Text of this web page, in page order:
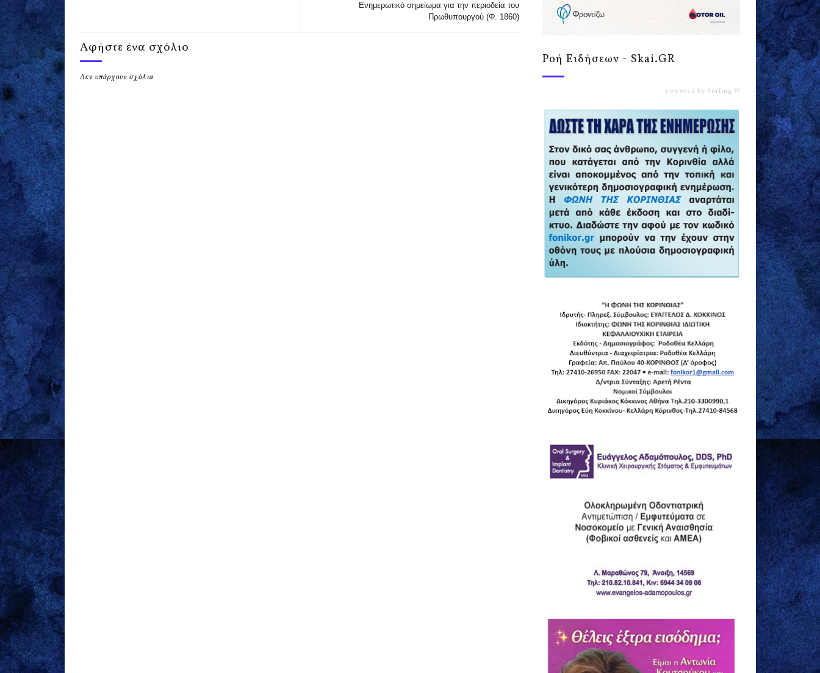
Ενημερωτικό σημείωμα για την περιοδεία του
Πρωθυπουργού (Φ. 1860)
Αφήστε ένα σχόλιο
Δεν υπάρχουν σχόλια
Ροή Ειδήσεων - Skai.GR
powered by Surfing Waves